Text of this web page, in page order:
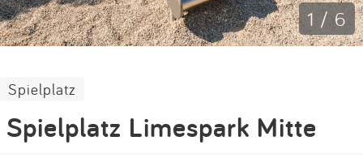
Anmelden 1 / 6
Spielplatz
Spielplatz Limespark Mitte